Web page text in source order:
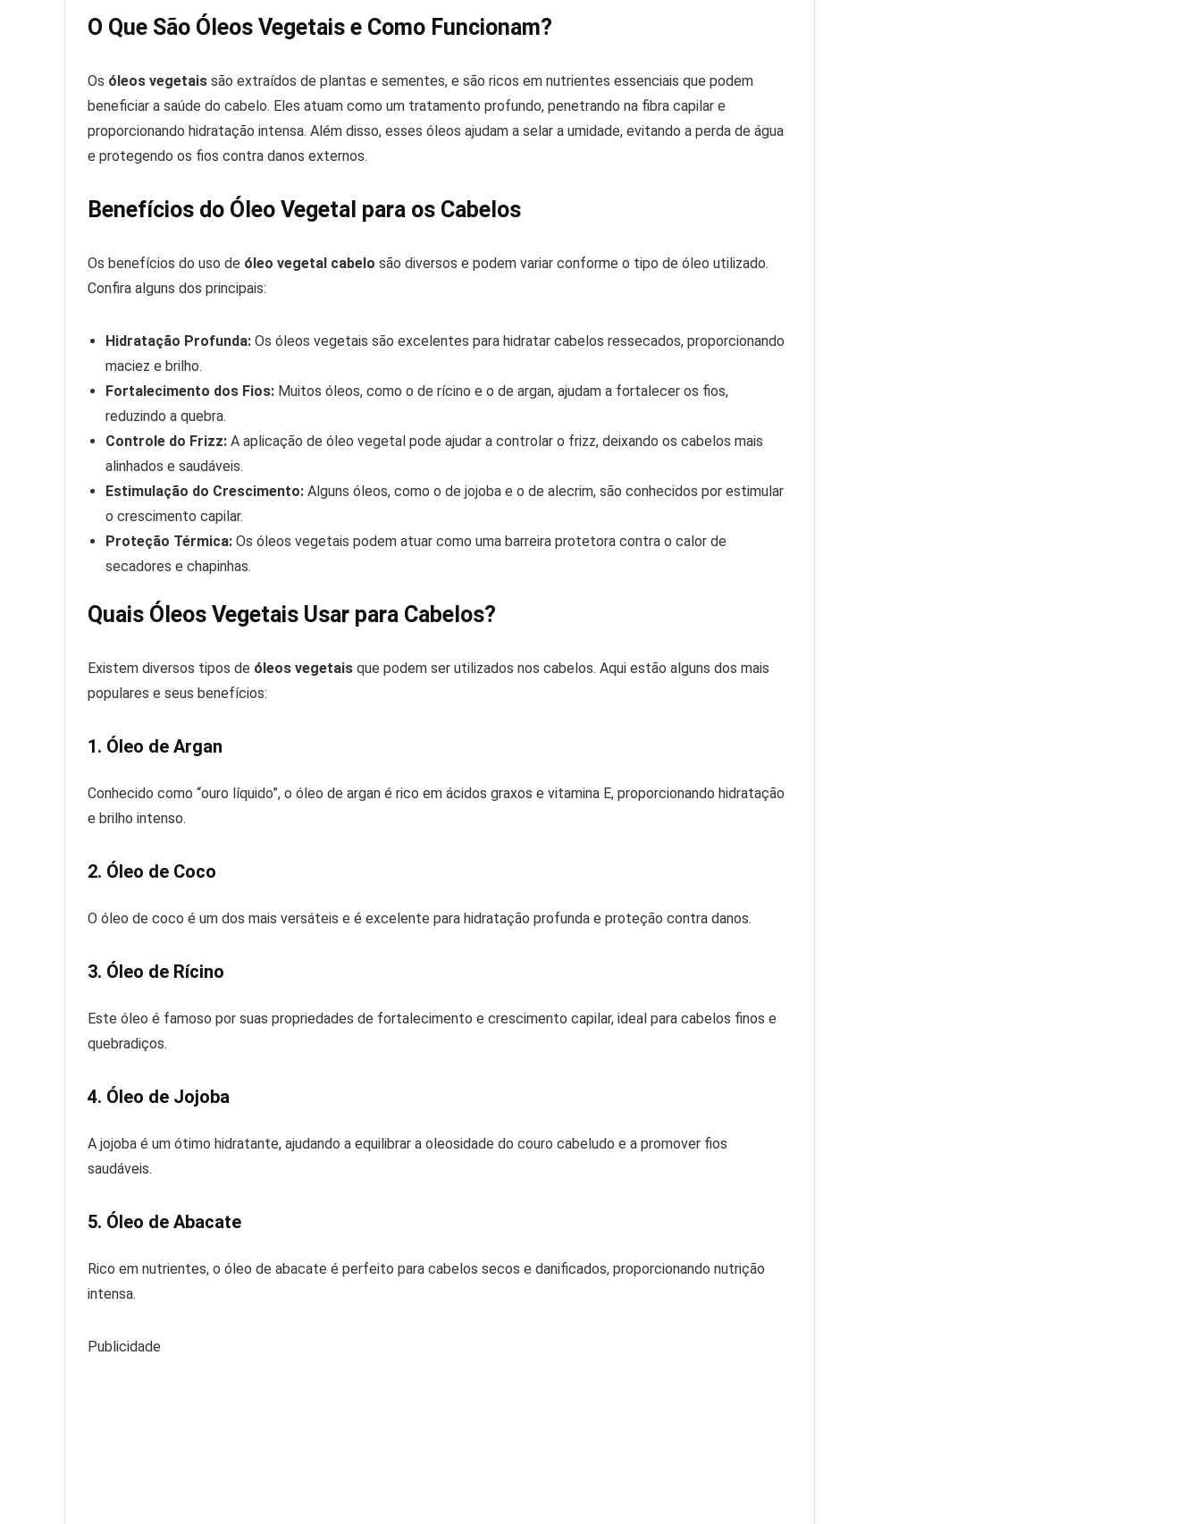
O Que São Óleos Vegetais e Como Funcionam?
Os óleos vegetais são extraídos de plantas e sementes, e são ricos em nutrientes essenciais que podem
beneficiar a saúde do cabelo. Eles atuam como um tratamento profundo, penetrando na fibra capilar e
proporcionando hidratação intensa. Além disso, esses óleos ajudam a selar a umidade, evitando a perda de água
e protegendo os fios contra danos externos.
Benefícios do Óleo Vegetal para os Cabelos
Os benefícios do uso de óleo vegetal cabelo são diversos e podem variar conforme o tipo de óleo utilizado.
Confira alguns dos principais:
Hidratação Profunda: Os óleos vegetais são excelentes para hidratar cabelos ressecados, proporcionando
maciez e brilho.
Fortalecimento dos Fios: Muitos óleos, como o de rícino e o de argan, ajudam a fortalecer os fios,
reduzindo a quebra.
Controle do Frizz: A aplicação de óleo vegetal pode ajudar a controlar o frizz, deixando os cabelos mais
alinhados e saudáveis.
Estimulação do Crescimento: Alguns óleos, como o de jojoba e o de alecrim, são conhecidos por estimular
o crescimento capilar.
Proteção Térmica: Os óleos vegetais podem atuar como uma barreira protetora contra o calor de
secadores e chapinhas.
Quais Óleos Vegetais Usar para Cabelos?
Existem diversos tipos de óleos vegetais que podem ser utilizados nos cabelos. Aqui estão alguns dos mais
populares e seus benefícios:
1. Óleo de Argan
Conhecido como “ouro líquido”, o óleo de argan é rico em ácidos graxos e vitamina E, proporcionando hidratação
e brilho intenso.
2. Óleo de Coco
O óleo de coco é um dos mais versáteis e é excelente para hidratação profunda e proteção contra danos.
3. Óleo de Rícino
Este óleo é famoso por suas propriedades de fortalecimento e crescimento capilar, ideal para cabelos finos e
quebradiços.
4. Óleo de Jojoba
A jojoba é um ótimo hidratante, ajudando a equilibrar a oleosidade do couro cabeludo e a promover fios
saudáveis.
5. Óleo de Abacate
Rico em nutrientes, o óleo de abacate é perfeito para cabelos secos e danificados, proporcionando nutrição
intensa.
Publicidade